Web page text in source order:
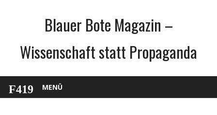
Blauer Bote Magazin –
Wissenschaft statt Propaganda
MENÜ